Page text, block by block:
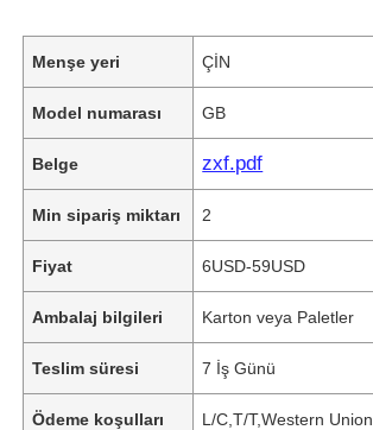
Menşe yeri ÇİN
Model numarası GB
Belge zxf.pdf
Min sipariş miktarı 2
Fiyat 6USD-59USD
Ambalaj bilgileri Karton veya Paletler
Teslim süresi 7 İş Günü
Ödeme koşulları L/C,T/T,Western Union